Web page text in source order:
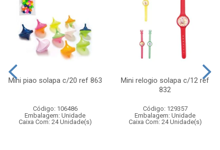
Mini piao solapa c/20 ref 863
Código: 106486
Embalagem: Unidade
Caixa Com: 24 Unidade(s)
Mini relogio solapa c/12 ref
832
Código: 129357
Embalagem: Unidade
Caixa Com: 24 Unidade(s)